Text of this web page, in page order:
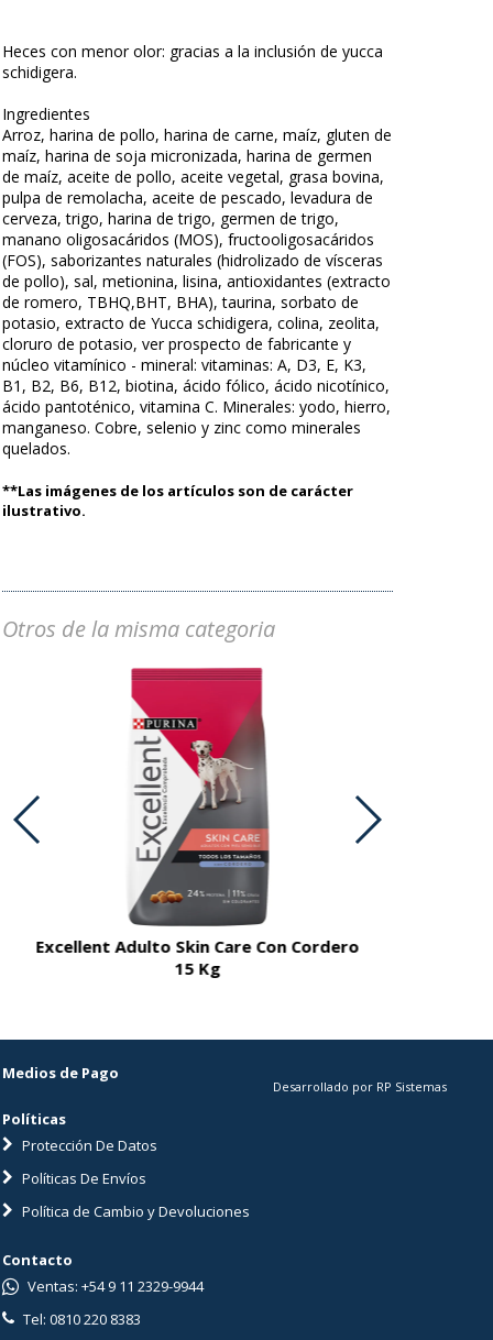
Heces con menor olor: gracias a la inclusión de yucca
schidigera.
Ingredientes
Arroz, harina de pollo, harina de carne, maíz, gluten de
maíz, harina de soja micronizada, harina de germen
de maíz, aceite de pollo, aceite vegetal, grasa bovina,
pulpa de remolacha, aceite de pescado, levadura de
cerveza, trigo, harina de trigo, germen de trigo,
manano oligosacáridos (MOS), fructooligosacáridos
(FOS), saborizantes naturales (hidrolizado de vísceras
de pollo), sal, metionina, lisina, antioxidantes (extracto
de romero, TBHQ,BHT, BHA), taurina, sorbato de
potasio, extracto de Yucca schidigera, colina, zeolita,
cloruro de potasio, ver prospecto de fabricante y
núcleo vitamínico - mineral: vitaminas: A, D3, E, K3,
B1, B2, B6, B12, biotina, ácido fólico, ácido nicotínico,
ácido pantoténico, vitamina C. Minerales: yodo, hierro,
manganeso. Cobre, selenio y zinc como minerales
quelados.
**Las imágenes de los artículos son de carácter
ilustrativo.
Otros de la misma categoria
Excellent Adulto Skin Care Con Cordero
15 Kg
Medios de Pago
Políticas
Protección De Datos
Políticas De Envíos
Política de Cambio y Devoluciones
Desarrollado por RP Sistemas
Contacto
Ventas: +54 9 11 2329-9944
Tel: 0810 220 8383